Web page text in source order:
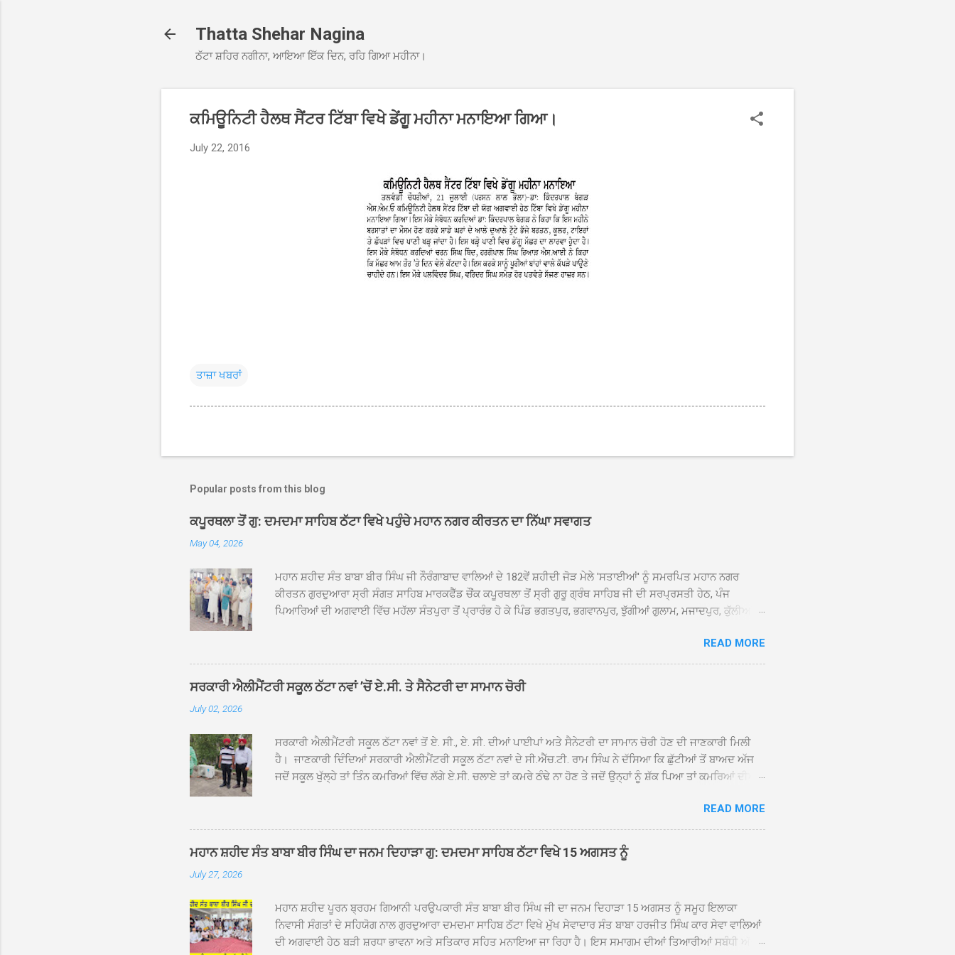
Thatta Shehar Nagina
ਠੱਟਾ ਸ਼ਹਿਰ ਨਗੀਨਾ, ਆਇਆ ਇੱਕ ਦਿਨ, ਰਹਿ ਗਿਆ ਮਹੀਨਾ।
ਕਮਿਊਨਿਟੀ ਹੈਲਥ ਸੈਂਟਰ ਟਿੱਬਾ ਵਿਖੇ ਡੇਂਗੂ ਮਹੀਨਾ ਮਨਾਇਆ ਗਿਆ।
July 22, 2016
ਤਾਜ਼ਾ ਖਬਰਾਂ
Popular posts from this blog
ਕਪੂਰਥਲਾ ਤੋਂ ਗੁ: ਦਮਦਮਾ ਸਾਹਿਬ ਠੱਟਾ ਵਿਖੇ ਪਹੁੰਚੇ ਮਹਾਨ ਨਗਰ ਕੀਰਤਨ ਦਾ ਨਿੱਘਾ ਸਵਾਗਤ
May 04, 2026
ਮਹਾਨ ਸ਼ਹੀਦ ਸੰਤ ਬਾਬਾ ਬੀਰ ਸਿੰਘ ਜੀ ਨੌਰੰਗਾਬਾਦ ਵਾਲਿਆਂ ਦੇ 182ਵੇਂ ਸ਼ਹੀਦੀ ਜੋੜ ਮੇਲੇ 'ਸਤਾਈਆਂ' ਨੂੰ ਸਮਰਪਿਤ ਮਹਾਨ ਨਗਰ
ਕੀਰਤਨ ਗੁਰਦੁਆਰਾ ਸ੍ਰੀ ਸੰਗਤ ਸਾਹਿਬ ਮਾਰਕਫੈੱਡ ਚੌਂਕ ਕਪੂਰਥਲਾ ਤੋਂ ਸ੍ਰੀ ਗੁਰੂ ਗ੍ਰੰਥ ਸਾਹਿਬ ਜੀ ਦੀ ਸਰਪ੍ਰਸਤੀ ਹੇਠ, ਪੰਜ
ਪਿਆਰਿਆਂ ਦੀ ਅਗਵਾਈ ਵਿੱਚ ਮਹੱਲਾ ਸੰਤਪੁਰਾ ਤੋਂ ਪ੍ਰਾਰੰਭ ਹੋ ਕੇ ਪਿੰਡ ਭਗਤਪੁਰ, ਭਗਵਾਨਪੁਰ, ਝੁੱਗੀਆਂ ਗੁਲਾਮ, ਮਜਾਦਪੁਰ, ਕੁੱਲੀਆਂ,
ਦਮਦਮਾ ਸਾਹਿਬ ਠੱਟਾ ਵਿਖੇ ਪਹੁੰਚਿਆ। ਨਗਰ ਕੀਰਤਨ ਦੇ ਗੁਰਦੁਆਰਾ ਸ੍ਰੀ ਦਮਦਮਾ ਸਾਹਿਬ ਠੱਟਾ ਵਿਖੇ ਪਹੁੰਚਣ ’ਤੇ ਮੁੱਖ ਸੇਵਾਦਾਰ
ਸੰਤ ਬਾਬਾ ਹਰਜੀਤ ਸਿੰਘ ਤੇ ਇਲਾਕੇ ਦੀਆਂ ਸੰਗਤਾਂ ਵੱਲੋਂ ਜੈਕਾਰਿਆਂ ਦੀ ਗੂੰਜ ਵਿਚ ਨਿੱਘਾ ਸਵਾਗਤ ਕੀਤਾ ਗਿਆ। ਗੁਰਦੁਆਰਾ ਸ੍ਰੀ
ਦਮਦਮਾ ਸਾਹਿਬ ਠੱਟਾ ਵਿਖੇ ਨਗਰ ਕੀਰਤਨ ਦੇ ਸਮਾਪਤੀ ਦੀ ਅਰਦਾਸ ਹੋਈ। ਇਸ ਮੌਕੇ ਪੰਜ ਪਿਆਰੇ ਸਾਹਿਬਾਨ ਤੇ ਨਗਰ ਕੀਰਤਨ ਦੇ
ਪ੍ਰਬੰਧਕਾਂ ਦਾ ਗੁਰਦੁਆਰਾ ਦਮਦਮਾ ਸਾਹਿਬ ਠੱਟਾ ਦੇ ਮੁੱਖ ਸੇਵਾਦਾਰ ਸੰਤ ਬਾਬਾ ਹਰਜੀਤ ਸਿੰਘ ਵੱਲੋਂ ਸਿਰੋਪਾਓ ਦੇ ਕੇ ਵਿਸ਼ੇਸ਼ ਤੌਰ ’ਤੇ
READ MORE
ਸਰਕਾਰੀ ਐਲੀਮੈਂਟਰੀ ਸਕੂਲ ਠੱਟਾ ਨਵਾਂ ’ਚੋਂ ਏ.ਸੀ. ਤੇ ਸੈਨੇਟਰੀ ਦਾ ਸਾਮਾਨ ਚੋਰੀ
July 02, 2026
ਸਰਕਾਰੀ ਐਲੀਮੈਂਟਰੀ ਸਕੂਲ ਠੱਟਾ ਨਵਾਂ ਤੋਂ ਏ. ਸੀ., ਏ. ਸੀ. ਦੀਆਂ ਪਾਈਪਾਂ ਅਤੇ ਸੈਨੇਟਰੀ ਦਾ ਸਾਮਾਨ ਚੋਰੀ ਹੋਣ ਦੀ ਜਾਣਕਾਰੀ ਮਿਲੀ
ਹੈ। ਜਾਣਕਾਰੀ ਦਿੰਦਿਆਂ ਸਰਕਾਰੀ ਐਲੀਮੈਂਟਰੀ ਸਕੂਲ ਠੱਟਾ ਨਵਾਂ ਦੇ ਸੀ.ਐੱਚ.ਟੀ. ਰਾਮ ਸਿੰਘ ਨੇ ਦੱਸਿਆ ਕਿ ਛੁੱਟੀਆਂ ਤੋਂ ਬਾਅਦ ਅੱਜ
ਜਦੋਂ ਸਕੂਲ ਖੁੱਲ੍ਹੇ ਤਾਂ ਤਿੰਨ ਕਮਰਿਆਂ ਵਿੱਚ ਲੱਗੇ ਏ.ਸੀ. ਚਲਾਏ ਤਾਂ ਕਮਰੇ ਠੰਢੇ ਨਾ ਹੋਣ ਤੇ ਜਦੋਂ ਉਨ੍ਹਾਂ ਨੂੰ ਸ਼ੱਕ ਪਿਆ ਤਾਂ ਕਮਰਿਆਂ ਦੀਆਂ
ਹੋਈਆਂ ਸਨ। ਉਨ੍ਹਾਂ ਦੱਸਿਆ ਕਿ ਉਹ ਛੁੱਟੀਆਂ ਦੌਰਾਨ ਵੀ ਸਕੂਲ ਗੇੜਾ ਮਾਰਦੇ ਸਨ ਅਤੇ 20 ਜੂਨ ਤੱਕ ਸਭ ਠੀਕ ਸੀ। ਚੋਰੀ ਦੀ ਘਟਨਾ
20 ਤੋਂ 30 ਜੂਨ ਵਿਚਕਾਰ ਹੋਈ ਜਾਪਦੀ ਹੈ। ਇਸ ਮੌਕੇ ਸਕੂਲ ਸਟਾਫ ਮੈਂਬਰਾਂ ਅੰਜੂ ਬਾਲਾ, ਹਰਜੀਤ ਕੌਰ, ਕਮਲਪ੍ਰੀਤ ਕੌਰ ਅਤੇ ਹਰਵਿੰਦਰ
ਸਿੰਘ ਟੋਡਰਵਾਲ ਨੇ ਦੱਸਿਆ ਕਿ ਸਕੂਲ ਵਿੱਚ ਪਿਛਲੇ ਸਾਲ ਤਿੰਨ ਏ. ਸੀ. ਲਾਉਣ ਦੀ ਸੇਵਾ ਸੀ.ਐੱਚ.ਟੀ. ਰਾਮ ਸਿੰਘ ਵੱਲੋਂ ਕੀਤੀ ਗਈ ਸੀ
ਜਿਸ ਦੀ ਮਾਪਿਆਂ ਨੇ ਖੂਬ ਪ੍ਰਸੰਸਾ ਕੀਤੀ ਸੀ। ਉਨ੍ਹਾਂ ਦੱਸਿਆ ਕਿ ਏਸੀ ਚੋਰੀ ਹੋਣ ਨਾਲ ਬੱਚਿਆਂ ਦੇ ਮਾਪਿਆਂ ਵਿੱਚ ਭਾਰੀ ਰੋਸ ਹੈ ਅਤੇ
READ MORE
ਮਹਾਨ ਸ਼ਹੀਦ ਸੰਤ ਬਾਬਾ ਬੀਰ ਸਿੰਘ ਦਾ ਜਨਮ ਦਿਹਾੜਾ ਗੁ: ਦਮਦਮਾ ਸਾਹਿਬ ਠੱਟਾ ਵਿਖੇ 15 ਅਗਸਤ ਨੂੰ
July 27, 2026
ਮਹਾਨ ਸ਼ਹੀਦ ਪੂਰਨ ਬ੍ਰਹਮ ਗਿਆਨੀ ਪਰਉਪਕਾਰੀ ਸੰਤ ਬਾਬਾ ਬੀਰ ਸਿੰਘ ਜੀ ਦਾ ਜਨਮ ਦਿਹਾੜਾ 15 ਅਗਸਤ ਨੂੰ ਸਮੂਹ ਇਲਾਕਾ
ਨਿਵਾਸੀ ਸੰਗਤਾਂ ਦੇ ਸਹਿਯੋਗ ਨਾਲ ਗੁਰਦੁਆਰਾ ਦਮਦਮਾ ਸਾਹਿਬ ਠੱਟਾ ਵਿਖੇ ਮੁੱਖ ਸੇਵਾਦਾਰ ਸੰਤ ਬਾਬਾ ਹਰਜੀਤ ਸਿੰਘ ਕਾਰ ਸੇਵਾ ਵਾਲਿਆਂ
ਦੀ ਅਗਵਾਈ ਹੇਠ ਬੜੀ ਸ਼ਰਧਾ ਭਾਵਨਾ ਅਤੇ ਸਤਿਕਾਰ ਸਹਿਤ ਮਨਾਇਆ ਜਾ ਰਿਹਾ ਹੈ। ਇਸ ਸਮਾਗਮ ਦੀਆਂ ਤਿਆਰੀਆਂ ਸਬੰਧੀ ਅੱਜ